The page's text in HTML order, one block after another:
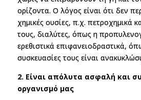
ορίζοντα. Ο λόγος είναι ότι δεν
χημικές ουσίες, π.χ. πετροχημικά
τους, διαλύτες, όπως η
ερεθιστικά επιφανειοδραστικά,
συσκευασίες τους είναι
2. Είναι απόλυτα ασφαλή και
οργανισμό μας